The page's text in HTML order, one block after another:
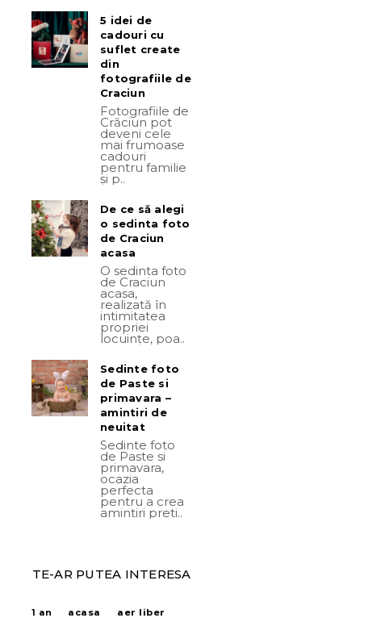
5 idei de
cadouri cu
suflet create
din
fotografiile de
Craciun
Fotografiile de
Crăciun pot
deveni cele
mai frumoase
cadouri
pentru familie
și p..
De ce să alegi
o sedinta foto
de Craciun
acasa
O sedinta foto
de Craciun
acasa,
realizată în
intimitatea
propriei
locuințe, poa..
Sedinte foto
de Paste si
primavara –
amintiri de
neuitat
Sedinte foto
de Paste si
primavara,
ocazia
perfecta
pentru a crea
amintiri preti..
TE-AR PUTEA INTERESA
1 an acasa aer liber